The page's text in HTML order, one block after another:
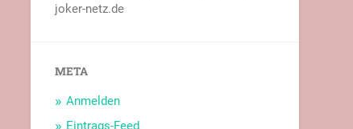
joker-netz.de
META
Anmelden
Eintrags-Feed